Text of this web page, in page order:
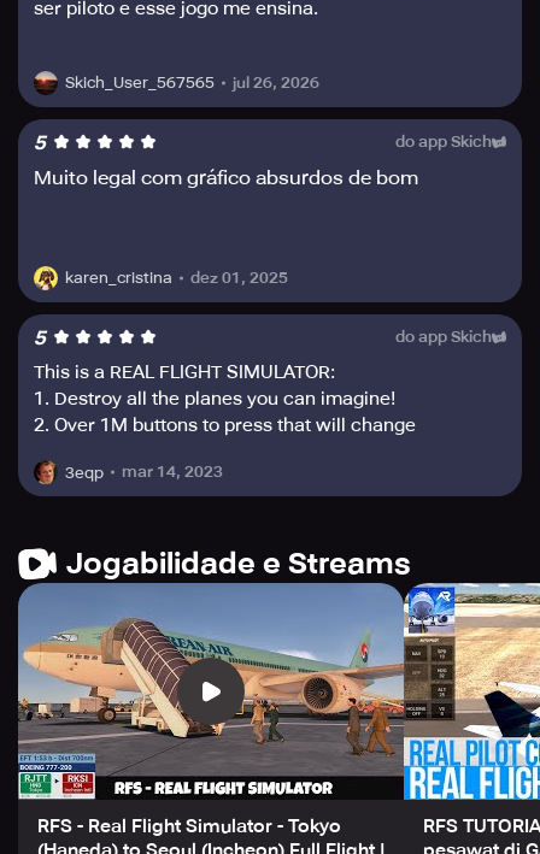
ser piloto e esse jogo me ensina.
Skich_User_567565 jul 26, 2026
5 do app Skich
Muito legal com gráfico absurdos de bom
karen_cristina dez 01, 2025
5 do app Skich
This is a REAL FLIGHT SIMULATOR:
1. Destroy all the planes you can imagine!
2. Over 1M buttons to press that will change
3. Be the real hero after just raising your plane in the
10/10 landings on the green
3eqp mar 14, 2023
Jogabilidade e Streams
RFS - Real Flight Simulator - Tokyo
RFS